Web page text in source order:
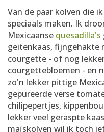
Van de paar kolven die
speciaals maken. Ik
Mexicaanse quesadilla's
geitenkaas, fijngehakte
courgette - of nog
courgettebloemen - en
zo'n lekker pittige
gepureerde verse
chilipepertjes,
lekker veel geraspte
maïskolven wil ik toch